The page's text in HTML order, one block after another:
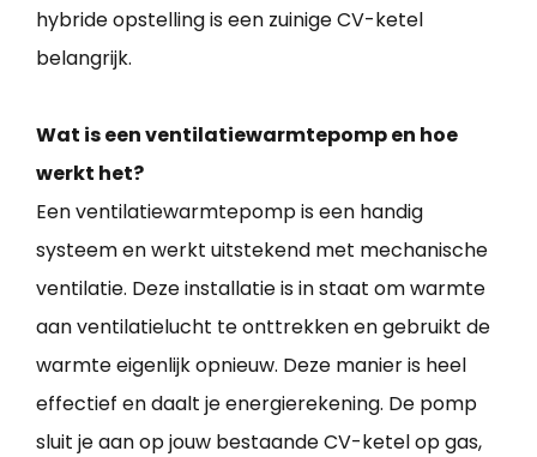
hybride opstelling is een zuinige CV-ketel
belangrijk.
Wat is een ventilatiewarmtepomp en hoe
werkt het?
Een ventilatiewarmtepomp is een handig
systeem en werkt uitstekend met mechanische
ventilatie. Deze installatie is in staat om warmte
aan ventilatielucht te onttrekken en gebruikt de
warmte eigenlijk opnieuw. Deze manier is heel
effectief en daalt je energierekening. De pomp
sluit je aan op jouw bestaande CV-ketel op gas,